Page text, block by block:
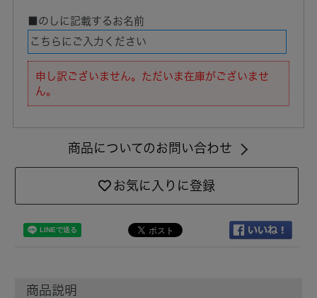
■のしに記載するお名前
申し訳ございません。ただいま在庫がございませ
ん。
商品についてのお問い合わせ
お気に入りに登録
商品説明